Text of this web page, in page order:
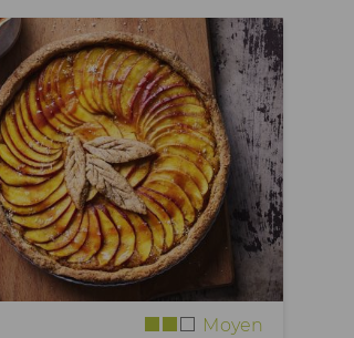
Moyen